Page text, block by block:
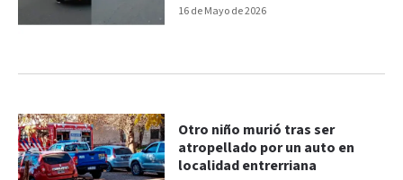
16 de Mayo de 2026
Otro niño murió tras ser
atropellado por un auto en
localidad entrerriana